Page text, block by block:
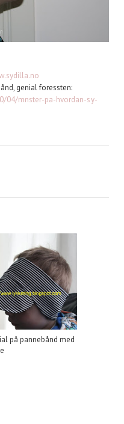
genial foressten:
04/mnster-pa-hvordan-sy-
på pannebånd med